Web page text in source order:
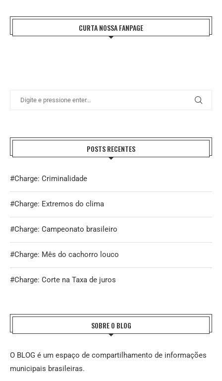
CURTA NOSSA FANPAGE
POSTS RECENTES
#Charge: Criminalidade
#Charge: Extremos do clima
#Charge: Campeonato brasileiro
#Charge: Mês do cachorro louco
#Charge: Corte na Taxa de juros
SOBRE O BLOG
O BLOG é um espaço de compartilhamento de informações
municipais brasileiras.